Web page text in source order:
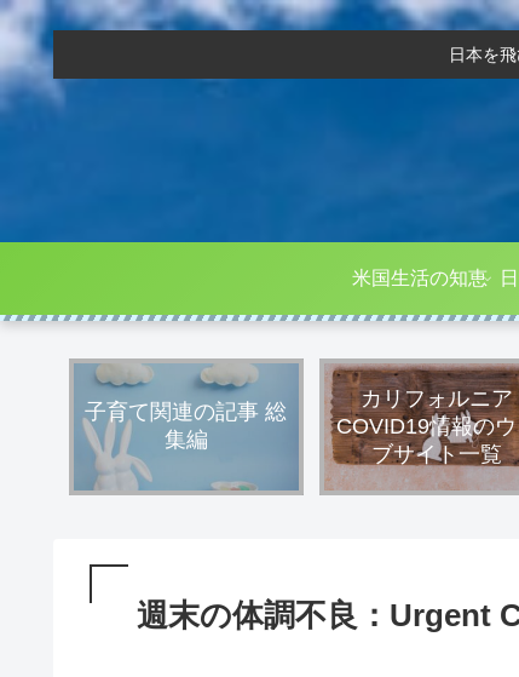
日本を
米国生活の知恵
子育て関連の記事 総
集編
カリフォルニア
COVID19情報の
ブサイト一覧
週末の体調不良：Urgent